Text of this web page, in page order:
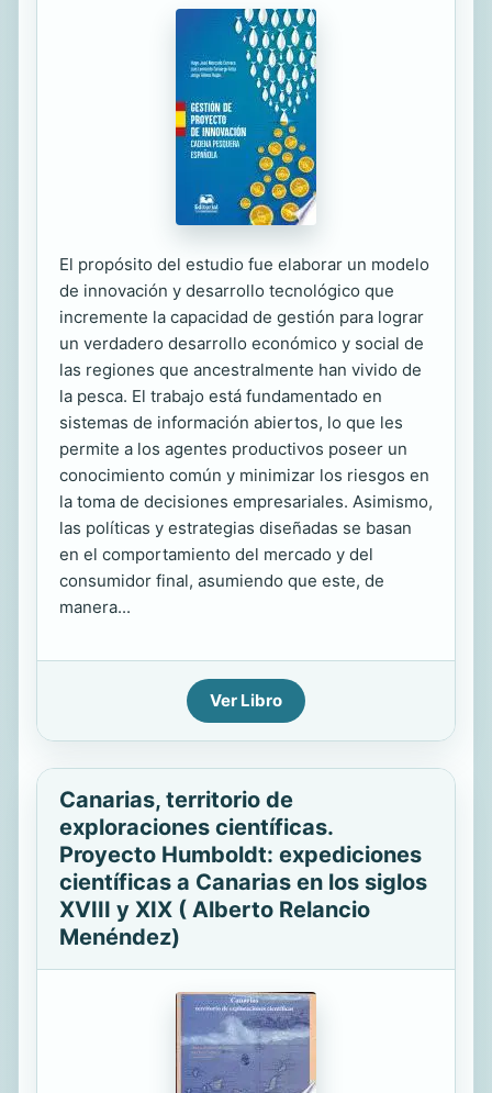
El propósito del estudio fue elaborar un modelo
de innovación y desarrollo tecnológico que
incremente la capacidad de gestión para lograr
un verdadero desarrollo económico y social de
las regiones que ancestralmente han vivido de
la pesca. El trabajo está fundamentado en
sistemas de información abiertos, lo que les
permite a los agentes productivos poseer un
conocimiento común y minimizar los riesgos en
la toma de decisiones empresariales. Asimismo,
las políticas y estrategias diseñadas se basan
en el comportamiento del mercado y del
consumidor final, asumiendo que este, de
manera...
Ver Libro
Canarias, territorio de
exploraciones científicas.
Proyecto Humboldt: expediciones
científicas a Canarias en los siglos
XVIII y XIX ( Alberto Relancio
Menéndez)